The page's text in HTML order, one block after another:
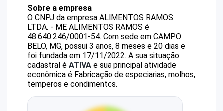
Sobre a empresa
O CNPJ da empresa ALIMENTOS RAMOS
LTDA. - ME ALIMENTOS RAMOS é
48.640.246/0001-54. Com sede em CAMPO
BELO, MG, possui 3 anos, 8 meses e 20 dias e
foi fundada em 17/11/2022. A sua situação
cadastral é ATIVA e sua principal atividade
econômica é Fabricação de especiarias, molhos,
temperos e condimentos.